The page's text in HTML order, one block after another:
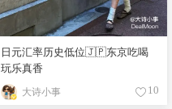
日元汇率历史低位🇯🇵东京吃喝
玩乐真香
大诗小事 10